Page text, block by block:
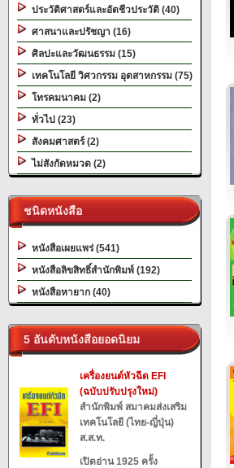
ประวัติศาสตร์และอัตชีวประวัติ (40)
ศาสนาและปรัชญา (16)
ศิลปะและวัฒนธรรม (15)
เทคโนโลยี วิศวกรรม อุตสาหกรรม (75)
โทรคมนาคม (2)
ทั่วไป (23)
สังคมศาสตร์ (2)
ไม่สังกัดหมวด (2)
ชนิดหนังสือ
หนังสือเผยแพร่ (541)
หนังสือลิขสิทธิ์สำนักพิมพ์ (192)
หนังสือหายาก (40)
5 อันดับหนังสือยอดนิยม
เครื่องยนต์หัวฉีด EFI
(ฉบับปรับปรุงใหม่)
สำนักพิมพ์ สมาคมส่งเสริม
เทคโนโลยี (ไทย-ญี่ปุ่น)
ส.ส.ท.
เปิดอ่าน 1925 ครั้ง